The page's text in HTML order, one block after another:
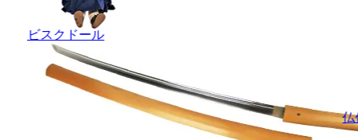
ビスクドール
仏